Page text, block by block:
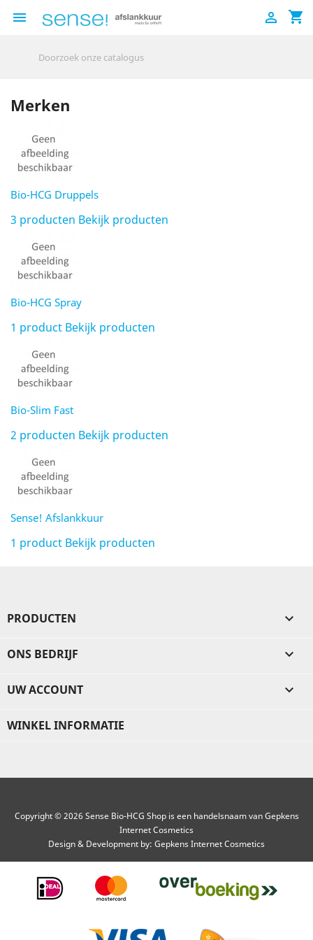
 shopping_cart

Merken
Bio-HCG Druppels
3 producten Bekijk producten
Bio-HCG Spray
1 product Bekijk producten
Bio-Slim Fast
2 producten Bekijk producten
Sense! Afslankkuur
1 product Bekijk producten
PRODUCTEN 
ONS BEDRIJF 
UW ACCOUNT 
WINKEL INFORMATIE
Copyright © 2026 Sense Bio-HCG Shop is een handelsnaam van Gepkens
Internet Cosmetics
Design & Development by: Gepkens Internet Cosmetics